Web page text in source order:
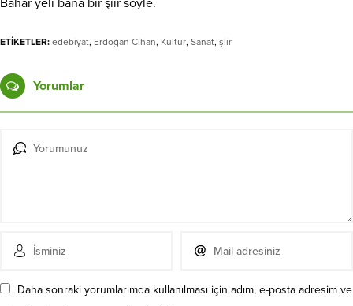
Bahar yeli bana bir şiir söyle.
ETİKETLER: edebiyat, Erdoğan Cihan, Kültür, Sanat, şiir
Yorumlar
Daha sonraki yorumlarımda kullanılması için adım, e-posta adresim ve